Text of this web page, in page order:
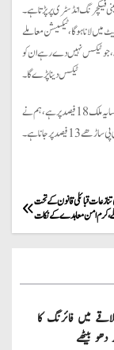
فیکچرنگ انڈسٹری پر پڑتا ہے۔
لانا ہو گا، ٹیکسیشن معاملے
جو ٹیکس نہیں دے رہے ان کو
ٹیکس دینا پڑے گا۔
محمد اورنگزیب نے کہا کہ ہمارا 9 سے 10 فیصد ٹیکس ٹو جی ڈی پی ہے، ہمسایہ ملک 18 فیصد پر ہے، ہم نے
پر جانا ہے۔
تنازعات قبائلی قانون کے تحت
کرم امن معاہدے کے نکات
میں فائرنگ کا
بیٹھے